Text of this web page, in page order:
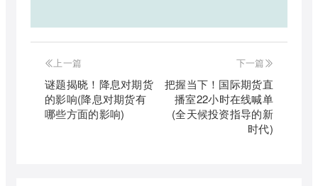
上一篇
谜题揭晓！降息对期货
的影响(降息对期货有
哪些方面的影响)
下一篇
把握当下！国际期货直
播室22小时在线喊单
(全天候投资指导的新
时代)